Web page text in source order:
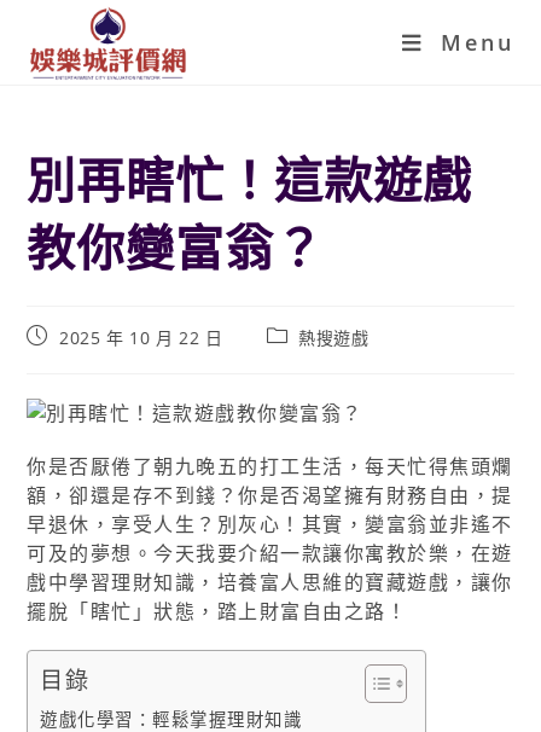
Menu
別再瞎忙！這款遊戲
教你變富翁？
2025 年 10 月 22 日 熱搜遊戲
你是否厭倦了朝九晚五的打工生活，每天忙得焦頭爛
額，卻還是存不到錢？你是否渴望擁有財務自由，提
早退休，享受人生？別灰心！其實，變富翁並非遙不
可及的夢想。今天我要介紹一款讓你寓教於樂，在遊
戲中學習理財知識，培養富人思維的寶藏遊戲，讓你
擺脫「瞎忙」狀態，踏上財富自由之路！
目錄
遊戲化學習：輕鬆掌握理財知識